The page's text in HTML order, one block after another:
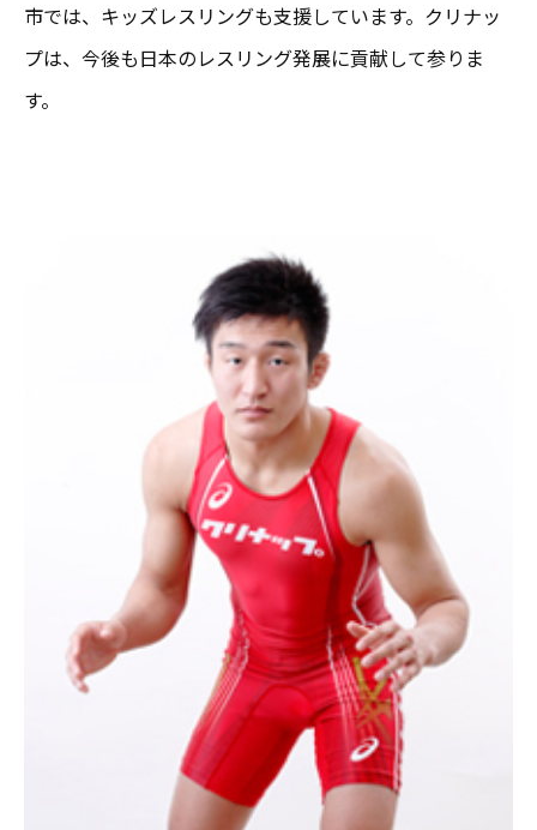
市では、キッズレスリングも支援しています。クリナッ
プは、今後も日本のレスリング発展に貢献して参りま
す。